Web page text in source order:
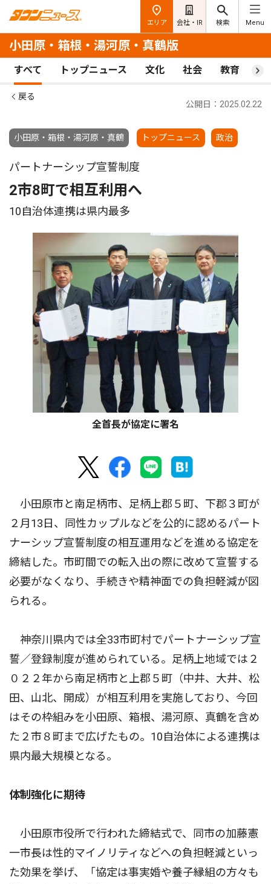
エリア 会社・IR 検索 Menu
小田原・箱根・湯河原・真鶴版
すべて トップニュース 文化 社会 教育 ス
戻る
小田原・箱根・湯河原・真鶴 トップニュース 政治
公開日：2025.02.22
パートナーシップ宣誓制度
2市8町で相互利用へ
10自治体連携は県内最多
全首長が協定に署名
小田原市と南足柄市、足柄上郡５町、下郡３町が
２月13日、同性カップルなどを公的に認めるパート
ナーシップ宣誓制度の相互運用などを進める協定を
締結した。市町間での転入出の際に改めて宣誓する
必要がなくなり、手続きや精神面での負担軽減が図
られる。
神奈川県内では全33市町村でパートナーシップ宣
誓／登録制度が進められている。足柄上地域では２
０２２年から南足柄市と上郡５町（中井、大井、松
田、山北、開成）が相互利用を実施しており、今回
はその枠組みを小田原、箱根、湯河原、真鶴を含め
た２市８町まで広げたもの。10自治体による連携は
県内最大規模となる。
体制強化に期待
小田原市役所で行われた締結式で、同市の加藤憲
一市長は性的マイノリティなどへの負担軽減といっ
た効果を挙げ、「協定は事実婚や養子縁組の方々も